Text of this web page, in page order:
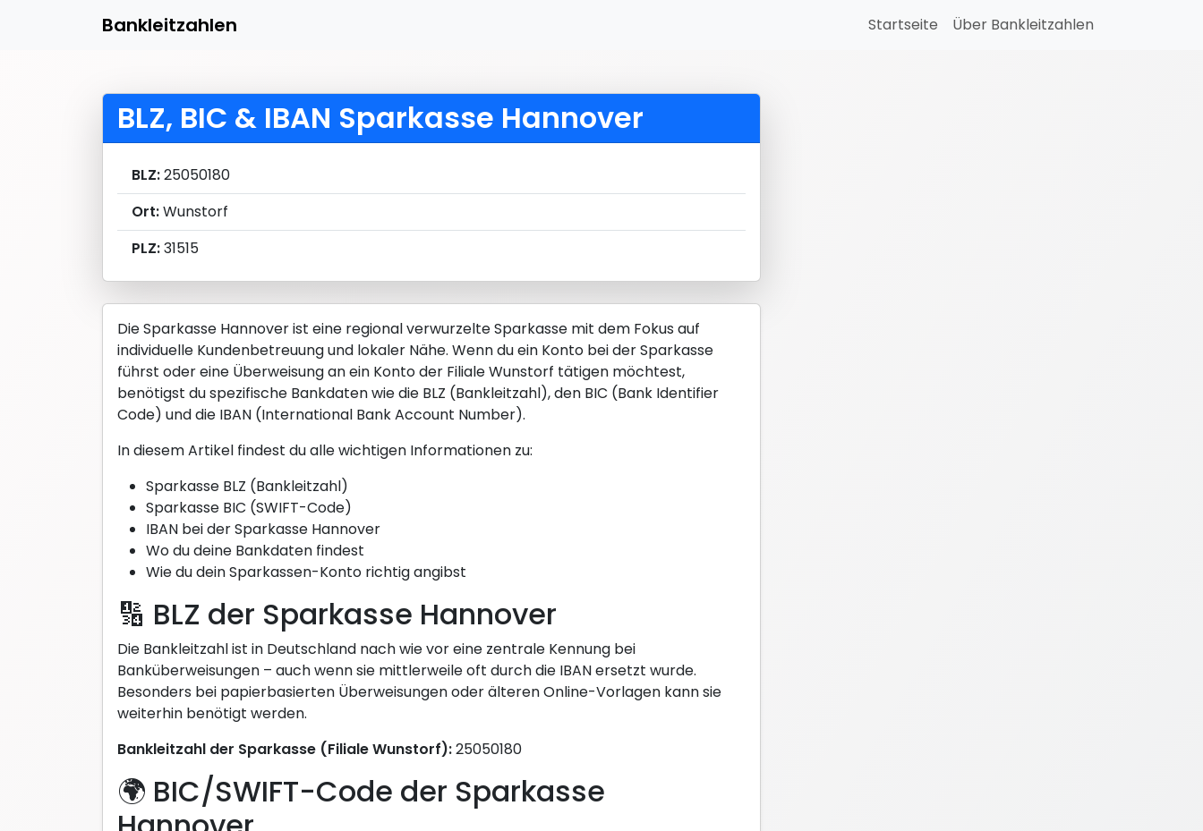
Bankleitzahlen Startseite Über Bankleitzahlen
BLZ, BIC & IBAN Sparkasse Hannover
BLZ:25050180
Ort:Wunstorf
PLZ:31515
Die Sparkasse Hannover ist eine regional verwurzelte Sparkasse mit dem Fokus auf
individuelle Kundenbetreuung und lokaler Nähe. Wenn du ein Konto bei der Sparkasse
führst oder eine Überweisung an ein Konto der Filiale Wunstorf tätigen möchtest,
benötigst du spezifische Bankdaten wie die BLZ (Bankleitzahl), den BIC (Bank Identifier
Code) und die IBAN (International Bank Account Number).
In diesem Artikel findest du alle wichtigen Informationen zu:
Sparkasse BLZ (Bankleitzahl)
Sparkasse BIC (SWIFT-Code)
IBAN bei der Sparkasse Hannover
Wo du deine Bankdaten findest
Wie du dein Sparkassen-Konto richtig angibst
🔢 BLZ der Sparkasse Hannover
Die Bankleitzahl ist in Deutschland nach wie vor eine zentrale Kennung bei
Banküberweisungen – auch wenn sie mittlerweile oft durch die IBAN ersetzt wurde.
Besonders bei papierbasierten Überweisungen oder älteren Online-Vorlagen kann sie
weiterhin benötigt werden.
Bankleitzahl der Sparkasse (Filiale Wunstorf):25050180
🌍 BIC/SWIFT-Code der Sparkasse